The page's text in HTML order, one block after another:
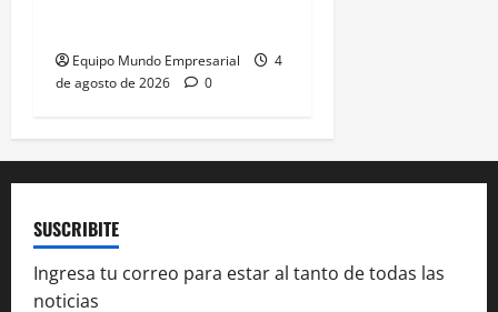
Equipo Mundo Empresarial
4
de agosto de 2026
0
SUSCRIBITE
Ingresa tu correo para estar al tanto de todas las
noticias